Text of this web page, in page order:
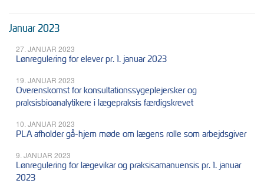
Januar 2023
27. JANUAR 2023
Lønregulering for elever pr. 1. januar 2023
19. JANUAR 2023
Overenskomst for konsultationssygeplejersker og
praksisbioanalytikere i lægepraksis færdigskrevet
10. JANUAR 2023
PLA afholder gå-hjem møde om lægens rolle som arbejdsgiver
9. JANUAR 2023
Lønregulering for lægevikar og praksisamanuensis pr. 1. januar
2023